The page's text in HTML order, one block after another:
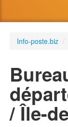
Info-poste.biz /
/ Île-